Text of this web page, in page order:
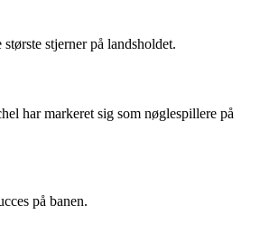
stjerner på landsholdet.
har markeret sig som nøglespillere på
på banen.